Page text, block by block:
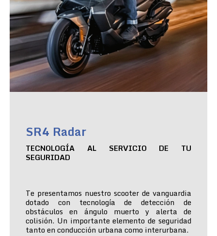
SR4 Radar
TECNOLOGÍA AL SERVICIO DE TU
SEGURIDAD
Te presentamos nuestro scooter de vanguardia
dotado con tecnología de detección de
obstáculos en ángulo muerto y alerta de
colisión. Un importante elemento de seguridad
tanto en conducción urbana como interurbana.